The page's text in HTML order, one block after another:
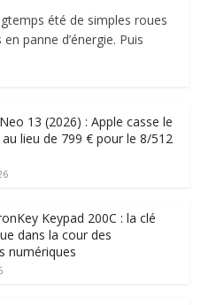
été de simples roues
panne d’énergie. Puis
13 (2026) : Apple casse le
lieu de 799 € pour le 8/512
Keypad 200C : la clé
dans la cour des
numériques